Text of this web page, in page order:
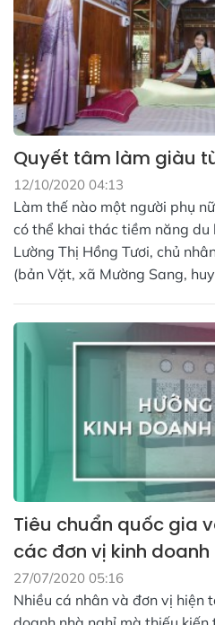
Quyết tâm làm giàu
12/10/2020 04:13
Làm thế nào một người phụ
có thể khai thác tiềm năng du
Lường Thị Hồng Tươi, chủ
(bản Vặt, xã Mường Sang,
Tiêu chuẩn quốc gia
các đơn vị kinh
27/07/2020 05:16
Nhiều cá nhân và đơn vị hiện